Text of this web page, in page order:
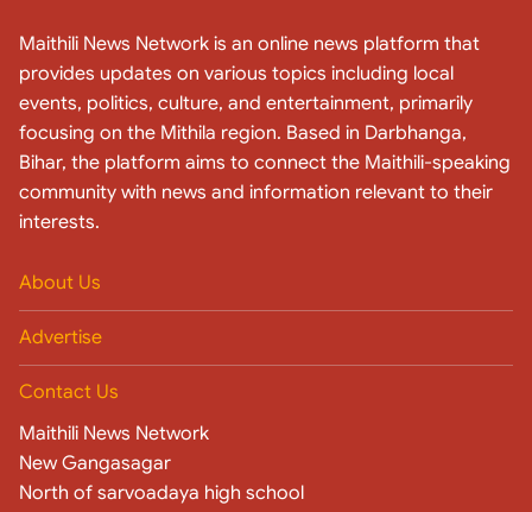
Maithili News Network is an online news platform that
provides updates on various topics including local
events, politics, culture, and entertainment, primarily
focusing on the Mithila region. Based in Darbhanga,
Bihar, the platform aims to connect the Maithili-speaking
community with news and information relevant to their
interests.
About Us
Advertise
Contact Us
Maithili News Network
New Gangasagar
North of sarvoadaya high school